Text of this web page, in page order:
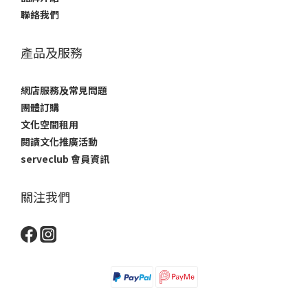
聯絡我們
產品及服務
網店服務及常見問題
團體訂購
文化空間租用
閱讀文化推廣活動
serveclub 會員資訊
關注我們